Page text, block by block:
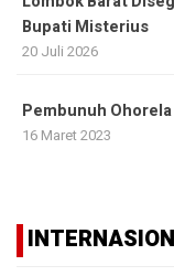
Bupati Misterius
20 Juli 2026
Pembunuh
16 Maret 2023